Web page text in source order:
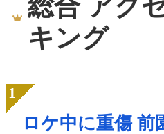
総合 アク
キング
ロケ中に重傷 前